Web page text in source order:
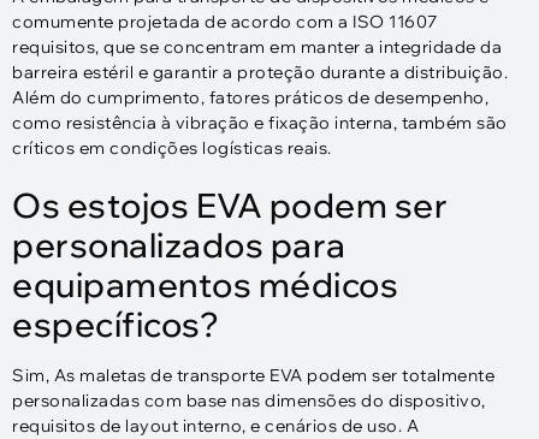
comumente projetada de acordo com a ISO 11607
requisitos, que se concentram em manter a integridade da
barreira estéril e garantir a proteção durante a distribuição.
Além do cumprimento, fatores práticos de desempenho,
como resistência à vibração e fixação interna, também são
críticos em condições logísticas reais.
Os estojos EVA podem ser
personalizados para
equipamentos médicos
específicos?
Sim, As maletas de transporte EVA podem ser totalmente
personalizadas com base nas dimensões do dispositivo,
requisitos de layout interno, e cenários de uso. A